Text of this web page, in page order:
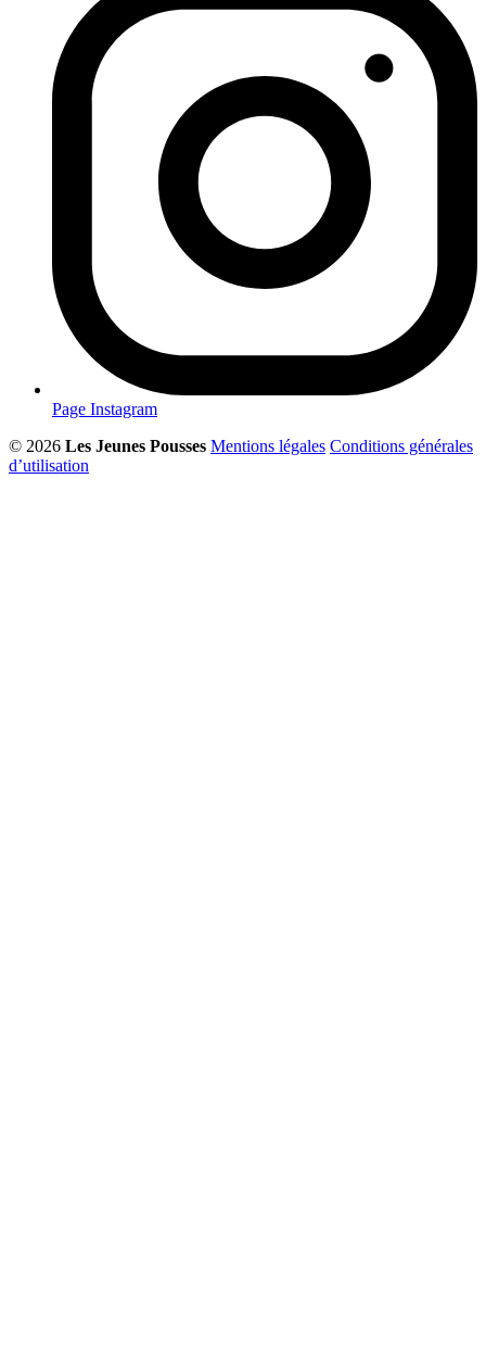
Page Instagram
© 2026 Les Jeunes Pousses Mentions légales Conditions générales
d’utilisation